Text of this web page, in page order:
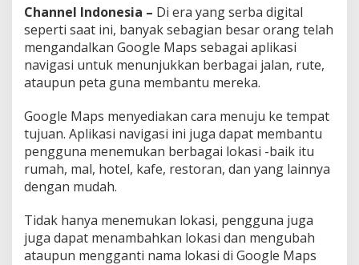
Channel Indonesia – Di era yang serba digital
seperti saat ini, banyak sebagian besar orang telah
mengandalkan Google Maps sebagai aplikasi
navigasi untuk menunjukkan berbagai jalan, rute,
ataupun peta guna membantu mereka.
Google Maps menyediakan cara menuju ke tempat
tujuan. Aplikasi navigasi ini juga dapat membantu
pengguna menemukan berbagai lokasi -baik itu
rumah, mal, hotel, kafe, restoran, dan yang lainnya
dengan mudah.
Tidak hanya menemukan lokasi, pengguna juga
juga dapat menambahkan lokasi dan mengubah
ataupun mengganti nama lokasi di Google Maps